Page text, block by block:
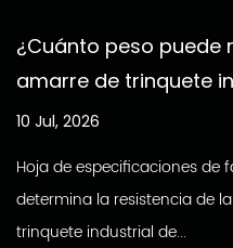
¿Cuánto peso puede
amarre de trinquete
10 Jul, 2026
Hoja de especificaciones de
determina la resistencia de
trinquete industrial de...